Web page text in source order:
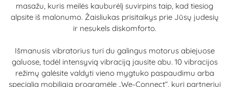
masažu, kuris meilės kauburėlį suvirpins taip, kad tiesiog
alpsite iš malonumo. Žaisliukas prisitaikys prie Jūsų judesių
ir nesukels diskomforto.
Išmanusis vibratorius turi du galingus motorus abiejuose
galuose, todėl intensyvią vibraciją jausite abu. 10 vibracijos
režimų galėsite valdyti vieno mygtuko paspaudimu arba
specialia mobiliąja programėle „We-Connect“, kuri partneriui